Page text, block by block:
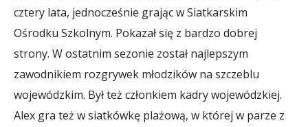
cztery lata, jednocześnie grając w Siatkarskim
Ośrodku Szkolnym. Pokazał się z bardzo dobrej
strony. W ostatnim sezonie został najlepszym
zawodnikiem rozgrywek młodzików na szczeblu
wojewódzkim. Był też członkiem kadry wojewódzkiej.
Alex gra też w siatkówkę plażową, w której w parze z